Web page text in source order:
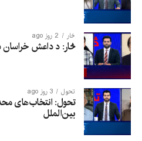
څار 2 روز ago
څار: د داعش خراسان
تحول 3 روز ago
تحول: انتخاب‌های
بین‌الملل